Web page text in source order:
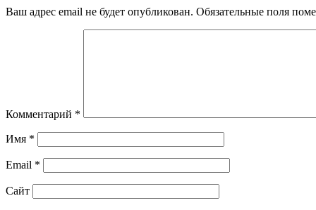
Ваш адрес email не будет опубликован. Обязательные поля
Комментарий *
Имя *
Email *
Сайт